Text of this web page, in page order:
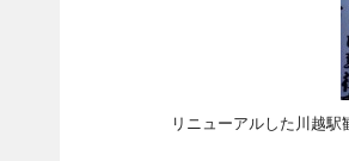
リニューアルした川越駅